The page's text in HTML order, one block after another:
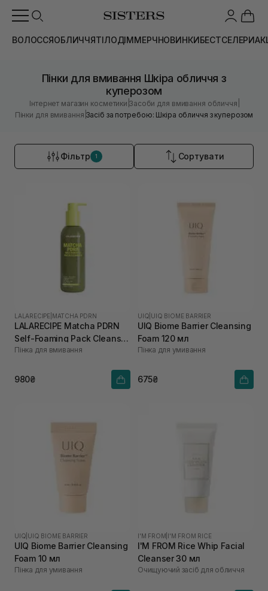
ВОЛОССЯОБЛИЧЧЯТІЛОДІММЕРЧНОВИНКИБЕСТСЕЛЕРИ
Пінки для вмивання Шкіра обличчя з
куперозом
Інтернет магазин косметики Засоби для вмивання обличчя
Пінки для вмивання |Засіб за потребою: Шкіра обличчя з куперозом
Фільтр 1 Сортувати
LALARECIPE MATCHA PDRN
LALARECIPE Matcha PDRN
Self-Foaming Pack Cleanser
200 мл
Пінка для вмивання
980₴
UIQ UIQ BIOME BARRIER
UIQ Biome Barrier Cleansing
Foam 120 мл
Пінка для умивання
675₴
UIQ UIQ BIOME BARRIER
UIQ Biome Barrier Cleansing
Foam 10 мл
Пінка для умивання
I'M FROM I'M FROM RICE
I'M FROM Rice Whip Facial
Cleanser 30 мл
Очищуючий засіб для обличчя